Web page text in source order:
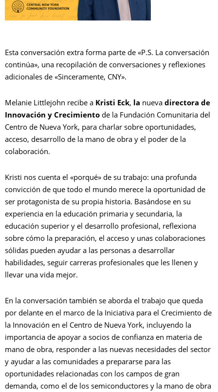
Esta conversación extra forma parte de «P.S. La conversación
continúa», una recopilación de conversaciones y reflexiones
adicionales de «Sinceramente, CNY».
Melanie Littlejohn recibe a Kristi Eck, la nueva directora de
Innovación y Crecimiento de la Fundación Comunitaria del
Centro de Nueva York, para charlar sobre oportunidades,
acceso, desarrollo de la mano de obra y el poder de la
colaboración.
Kristi nos cuenta el «porqué» de su trabajo: una profunda
convicción de que todo el mundo merece la oportunidad de
ser protagonista de su propia historia. Basándose en su
experiencia en la educación primaria y secundaria, la
educación superior y el desarrollo profesional, reflexiona
sobre cómo la preparación, el acceso y unas colaboraciones
sólidas pueden ayudar a las personas a desarrollar
habilidades, seguir carreras profesionales que les llenen y
llevar una vida mejor.
En la conversación también se aborda el trabajo que queda
por delante en el marco de la Iniciativa para el Crecimiento de
la Innovación en el Centro de Nueva York, incluyendo la
importancia de apoyar a socios de confianza en materia de
mano de obra, responder a las nuevas necesidades del sector
y ayudar a las comunidades a prepararse para las
oportunidades relacionadas con los campos de gran
demanda, como el de los semiconductores y la mano de obra